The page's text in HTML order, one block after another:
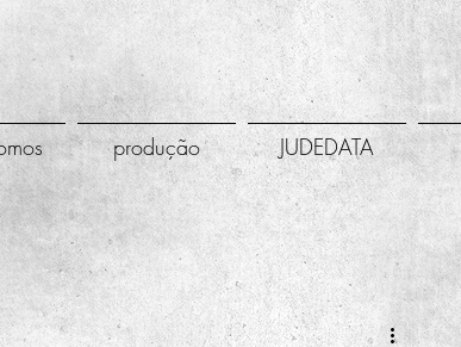
produção JUDEDATA